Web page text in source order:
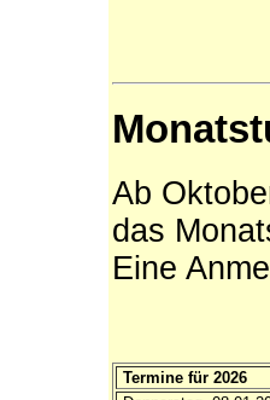
Ab
das
Eine
Termine für 2026